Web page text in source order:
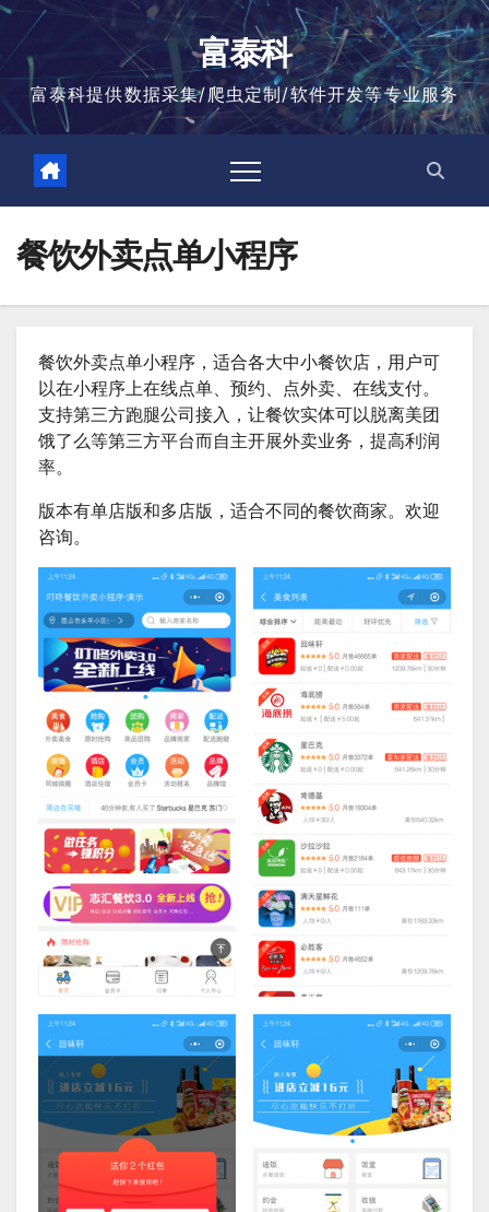
跳
富泰科
富泰科提供数据采集/爬虫定制/软件开发等专业服务
餐饮外卖点单小程序
餐饮外卖点单小程序，适合各大中小餐饮店，用户可
以在小程序上在线点单、预约、点外卖、在线支付。
支持第三方跑腿公司接入，让餐饮实体可以脱离美团
饿了么等第三方平台而自主开展外卖业务，提高利润
率。
版本有单店版和多店版，适合不同的餐饮商家。欢迎
咨询。